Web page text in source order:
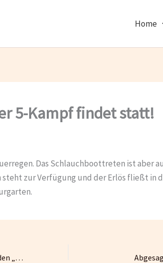
Home
5-Kampf findet statt!
Das Schlauchboottreten ist aber
steht zur Verfügung und der Erlös fließt in
Der TSV Lindenfels präsentiert den „Ersten Lindenfels-Fünfkampf“